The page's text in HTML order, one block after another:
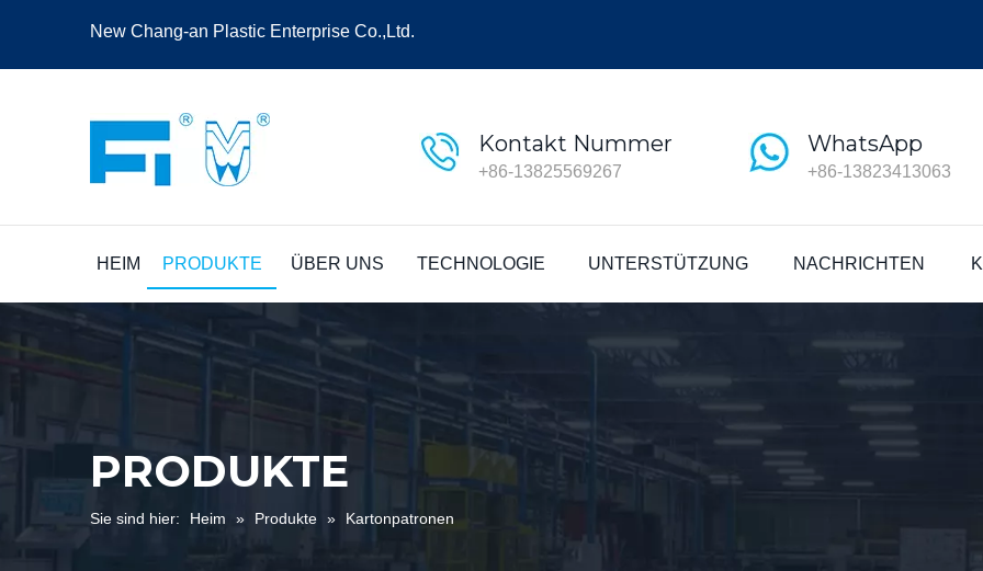
New Chang-an Plastic Enterprise Co.,Ltd.
Kontakt Nummer
+86-13825569267
WhatsApp
+86-13823413063
HEIM PRODUKTE ÜBER UNS TECHNOLOGIE UNTERSTÜTZUNG NACHRICHTEN
PRODUKTE
Sie sind hier: Heim » Produkte » Kartonpatronen